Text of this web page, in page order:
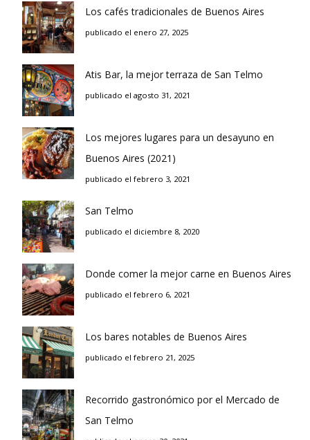
Los cafés tradicionales de Buenos Aires
publicado el enero 27, 2025
Atis Bar, la mejor terraza de San Telmo
publicado el agosto 31, 2021
Los mejores lugares para un desayuno en
Buenos Aires (2021)
publicado el febrero 3, 2021
San Telmo
publicado el diciembre 8, 2020
Donde comer la mejor carne en Buenos Aires
publicado el febrero 6, 2021
Los bares notables de Buenos Aires
publicado el febrero 21, 2025
Recorrido gastronómico por el Mercado de
San Telmo